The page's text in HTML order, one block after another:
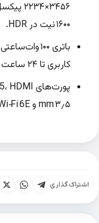
۱۶۰۰ نیت در HDR.
کاربری تا ۲۴ ساعت تماشای ویدیو.
۳٫۵ mm و Wi‑Fi 6E برای اتصال انعطاف‌پذیر.
اشتراک‌گذاری